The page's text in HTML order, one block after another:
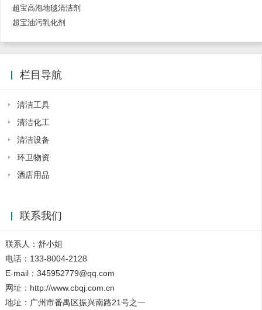
超宝高泡地毯清洁剂
超宝油污乳化剂
栏目导航
清洁工具
清洁化工
清洁设备
环卫物资
酒店用品
联系我们
联系人：舒小姐
电话：133-8004-2128
E-mail：345952779@qq.com
网址：http://www.cbqj.com.cn
地址：广州市番禺区振兴南路21号之一